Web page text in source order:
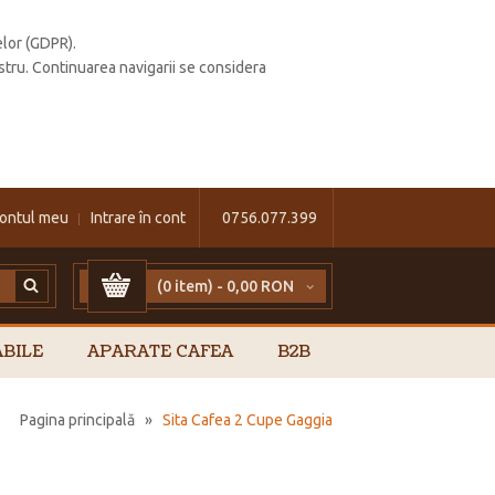
(GDPR).
Continuarea navigarii se considera
0756.077.399
meu Intrare în cont
(0 item) - 0,00 RON
APARATE CAFEA B2B
Pagina principală » Sita Cafea 2 Cupe Gaggia